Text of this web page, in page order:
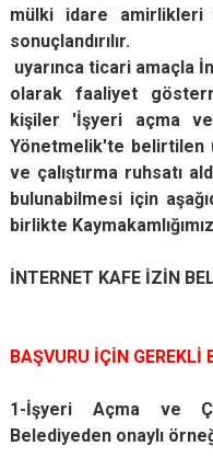
mülki idare amirlikleri
sonuçlandırılır.
uyarınca ticari amaçla
olarak faaliyet
kişiler 'İşyeri açma ve
Yönetmelik'te belirtilen
ve çalıştırma ruhsatı
bulunabilmesi için
birlikte
İNTERNET KAFE İZİN
BAŞVURU İÇİN GEREKLİ
1-İşyeri Açma ve
Belediyeden onaylı